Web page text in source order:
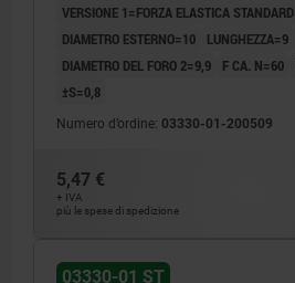
VERSIONE 1=FORZA ELASTICA STANDARD
DIAMETRO ESTERNO=10
LUNGHEZZA=9
DIAMETRO DEL FORO 2=9,9
F CA. N=60
±S=0,8
Numero d’ordine: 03330-01-200509
5,47 €
+ IVA
più le spese di spedizione
03330-01 ST